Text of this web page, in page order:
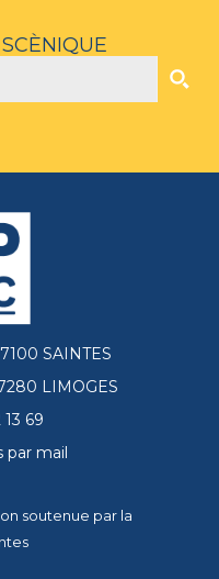
SAINTES
LIMOGES
69
par mail
soutenue par la